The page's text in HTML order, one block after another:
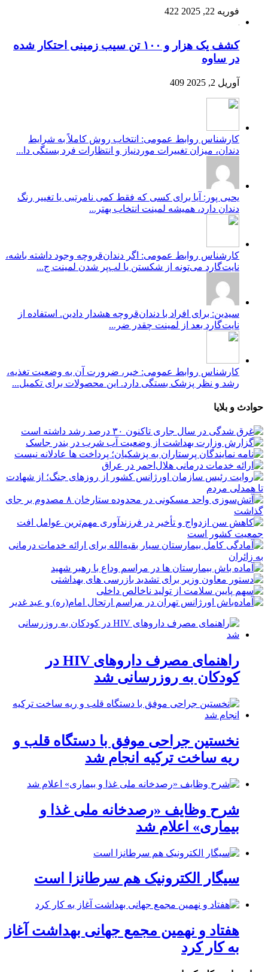
فوریه 22, 2025 422
کشف یک هزار و ۱۰۰ تن سیب زمینی احتکار شده
در ساوه
آوریل 2, 2025 409
کارشناس روابط عمومی: انتخاب روش کاملاً به شرایط
دندان، میزان تغییرات موردنیاز و انتظارات فرد بستگی دا...
یحیی پور: آیا برای کسی که فقط کمی نامرتبی یا تغییر رنگ
دندان دارد، همیشه لمینت انتخاب بهتر...
کارشناس روابط عمومی: اگر دندان‌قروچه وجود داشته باشه،
نایت‌گارد می‌تونه از شکستن یا لب‌پر شدن لمینت ج...
سیدین: برای افراد با دندان‌قروچه هشدار دادین. استفاده از
نایت‌گارد بعد از لمینت چقدر ضر...
کارشناس روابط عمومی: خیر، ضرورت آن به وضعیت تغذیه،
رشد و نظر پزشک بستگی دارد. این محصولات برای تکمیل...
و بلایا
راهنمای مصرف داروهای HIV در
کودکان به روزرسانی شد
نخستین جراحی موفق با دستگاه قلب و
ریه ساخت ترکیه انجام شد
شرح وظایف «رصدخانه ملی غذا و
بیماری» اعلام شد
سیگار الکترونیک هم سرطانزا است
هفتاد و نهمین مجمع جهانی بهداشت آغاز
به کار کرد